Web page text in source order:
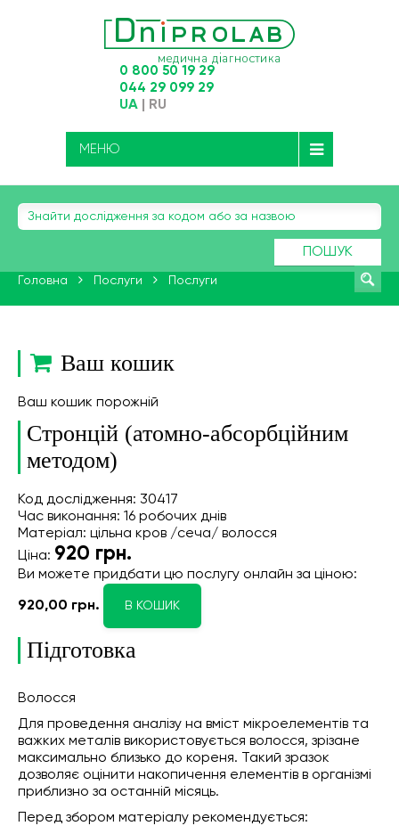
0 800 50 19 29
044 29 099 29
UA RU
МЕНЮ
ПОШУК
Головна Послуги Послуги
Ваш кошик
Ваш кошик порожній
Стронцій (атомно-абсорбційним
методом)
Код дослідження: 30417
Час виконання: 16 робочих днів
Матеріал: цільна кров /сеча/ волосся
Ціна: 920 грн.
Ви можете придбати цю послугу онлайн за ціною:
920,00 грн. В КОШИК
Підготовка
Волосся
Для проведення аналізу на вміст мікроелементів та
важких металів використовується волосся, зрізане
максимально близько до кореня. Такий зразок
дозволяє оцінити накопичення елементів в організмі
приблизно за останній місяць.
Перед збором матеріалу рекомендується: